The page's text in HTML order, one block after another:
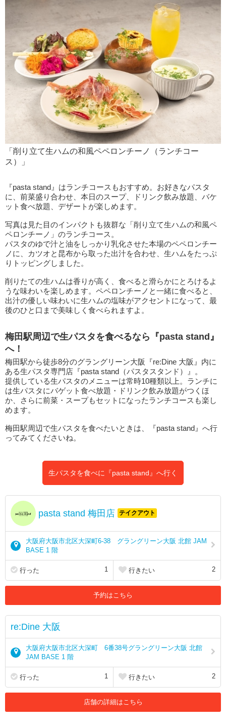
「削り立て生ハムの和風ペペロンチーノ（ランチコー
ス）」
『pasta stand』はランチコースもおすすめ。お好きなパスタ
に、前菜盛り合わせ、本日のスープ、ドリンク飲み放題、バケ
ット食べ放題、デザートが楽しめます。
写真は見た目のインパクトも抜群な「削り立て生ハムの和風ペ
ペロンチーノ」のランチコース。
パスタのゆで汁と油をしっかり乳化させた本場のペペロンチー
ノに、カツオと昆布から取った出汁を合わせ、生ハムをたっぷ
りトッピングしました。
削りたての生ハムは香りが高く、食べると滑らかにとろけるよ
うな味わいを楽しめます。ペペロンチーノと一緒に食べると、
出汁の優しい味わいに生ハムの塩味がアクセントになって、最
後のひと口まで美味しく食べられますよ。
梅田駅周辺で生パスタを食べるなら『pasta stand』
へ！
梅田駅から徒歩8分のグラングリーン大阪『re:Dine 大阪』内に
ある生パスタ専門店『pasta stand（パスタスタンド）』。
提供している生パスタのメニューは常時10種類以上。ランチに
は生パスタにバゲット食べ放題・ドリンク飲み放題がつくほ
か、さらに前菜・スープもセットになったランチコースも楽し
めます。
梅田駅周辺で生パスタを食べたいときは、『pasta stand』へ行
ってみてくださいね。
生パスタを食べに『pasta stand』へ行く
pasta stand 梅田店 テイクアウト
大阪府大阪市北区大深町6-38 グラングリーン大阪 北館 JAM
BASE 1 階
行った 1 行きたい 2
予約はこちら
re:Dine 大阪
大阪府大阪市北区大深町 6番38号グラングリーン大阪 北館
JAM BASE 1 階
行った 1 行きたい 2
店舗の詳細はこちら